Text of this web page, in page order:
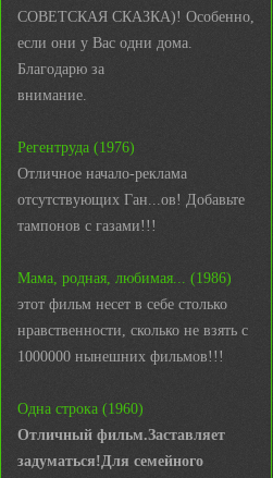
СОВЕТСКАЯ СКАЗКА)! Особенно,
если они у Вас одни дома.
Благодарю за
внимание.
Регентруда (1976)
Отличное начало-реклама
отсутствующих Ган...ов! Добавьте
тампонов с газами!!!
Мама, родная, любимая... (1986)
этот фильм несет в себе столько
нравственности, сколько не взять с
1000000 нынешних фильмов!!!
Одна строка (1960)
Отличный фильм.Заставляет
задуматься!Для семейного